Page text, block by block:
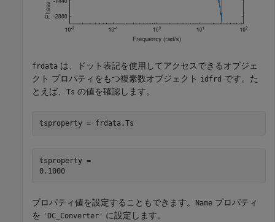
frdata は、ドット表記を使用してアクセスできるオブジェ
クト プロパティをもつ複素数オブジェクト idfrd です。た
とえば、 Ts の値を確認します。
tsproperty = frdata.Ts
tsproperty =
0.1000
プロパティ値を設定することもできます。 Name プロパティ
を 'DC_Converter' に設定します。